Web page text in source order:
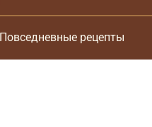
Повседневные рецепты